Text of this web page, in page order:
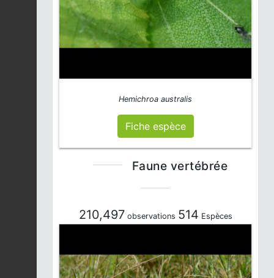
Fiche espèce
Menthe des champs |
Mentha arvensis
2026-08-04
2026-08-04
Laîche patte-de-lièvre
Carex leporina
2026-08-04
2026-08-04
Hemichroa australis
Fiche espèce
Faune vertébrée
210,497 observations 514 Espèces